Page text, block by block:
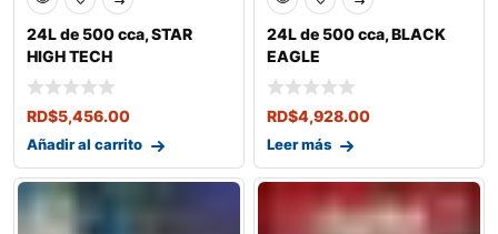
24L de 500 cca, STAR
HIGH TECH
RD$5,456.00
Añadir al carrito
24L de 500 cca, BLACK
EAGLE
RD$4,928.00
Leer más